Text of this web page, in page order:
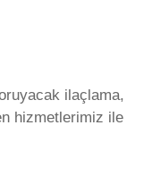
ilaçlama,
hizmetlerimiz ile